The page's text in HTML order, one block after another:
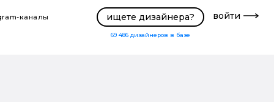
каналы ищете дизайнера?
69 486 дизайнеров в базе
войти